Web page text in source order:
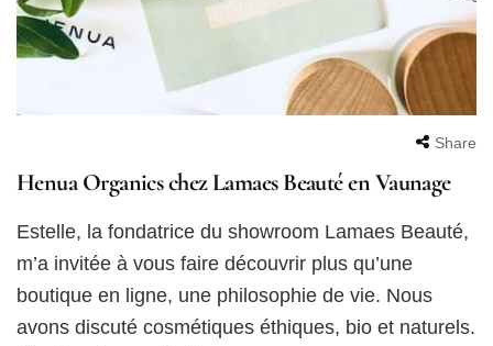
Share
Henua Organics chez Lamaes Beauté en Vaunage
Estelle, la fondatrice du showroom Lamaes Beauté,
m’a invitée à vous faire découvrir plus qu’une
boutique en ligne, une philosophie de vie. Nous
avons discuté cosmétiques éthiques, bio et naturels.